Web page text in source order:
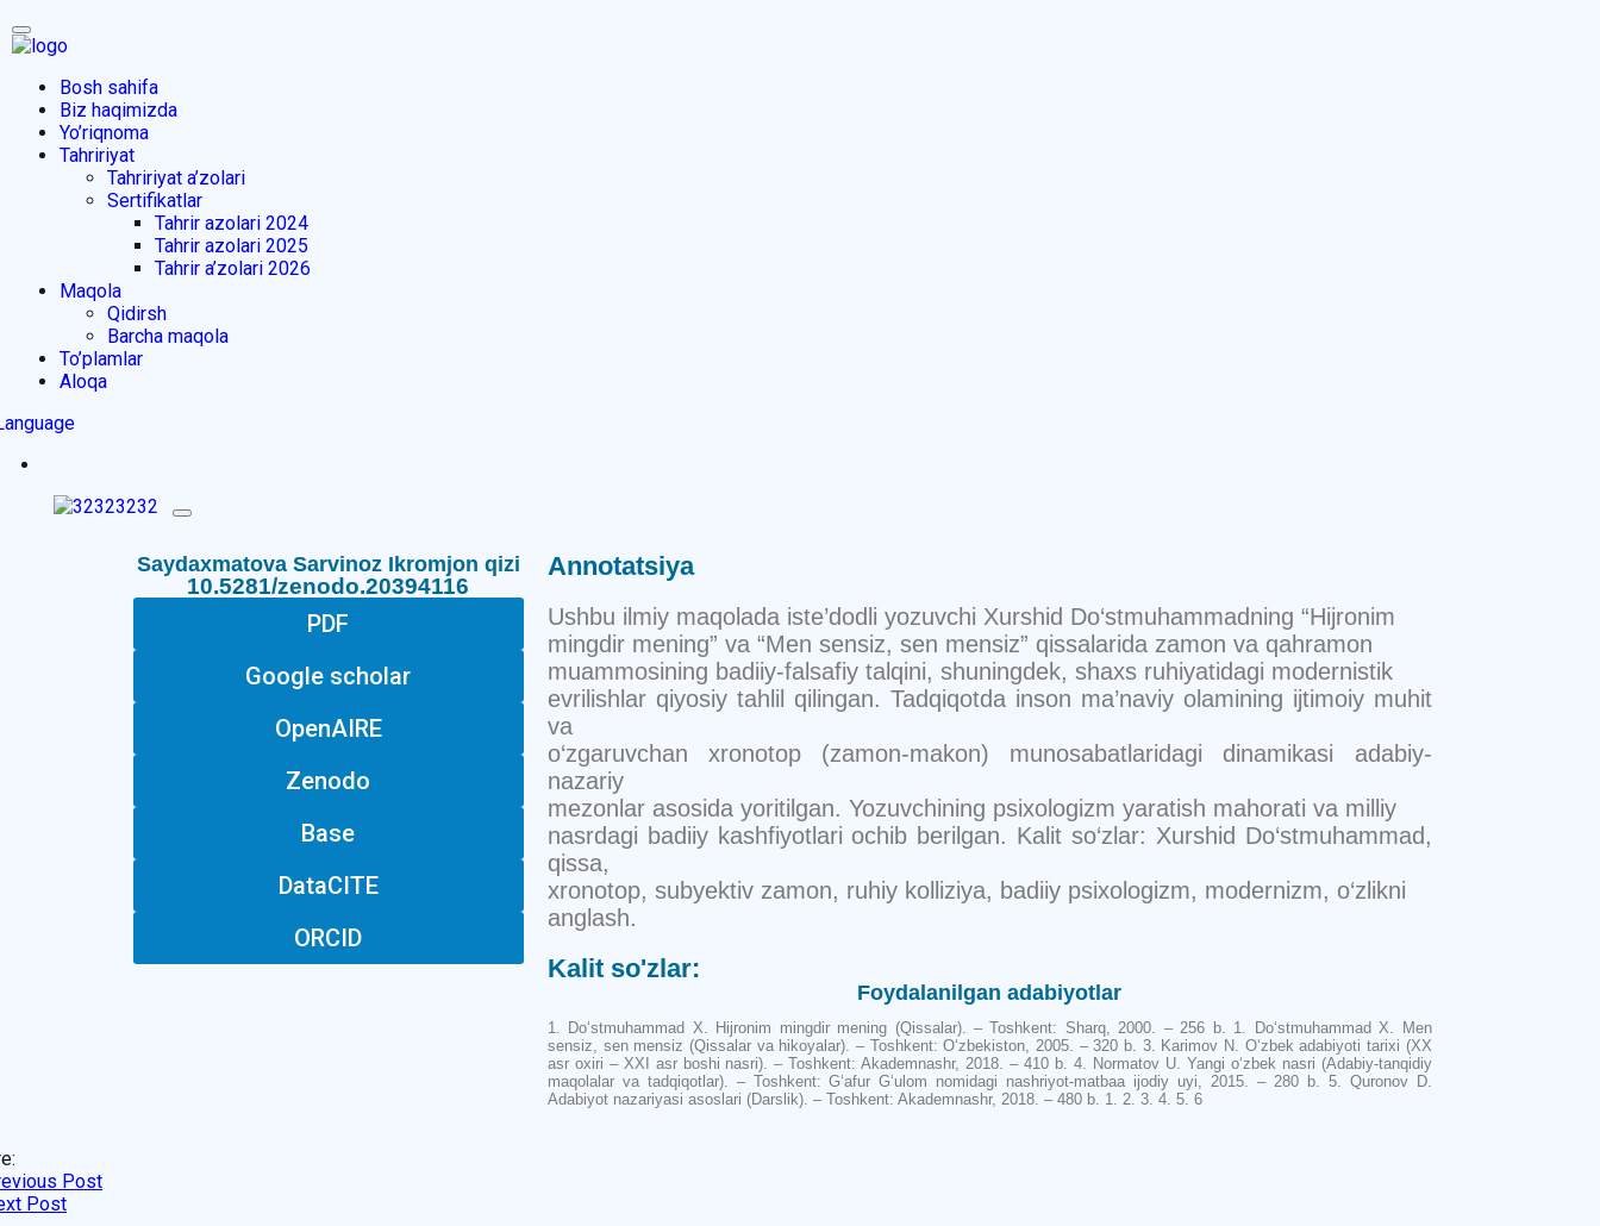
Bosh sahifa
Biz haqimizda
Yo’riqnoma
Tahririyat
Tahririyat a’zolari
Sertifikatlar
Tahrir azolari 2024
Tahrir azolari 2025
Tahrir a’zolari 2026
Maqola
Qidirsh
Barcha maqola
To’plamlar
Aloqa
Saydaxmatova Sarvinoz Ikromjon qizi
10.5281/zenodo.20394116
PDF
Google scholar
OpenAIRE
Zenodo
Base
DataCITE
ORCID
Annotatsiya
Ushbu ilmiy maqolada iste’dodli yozuvchi Xurshid Do‘stmuhammadning “Hijronim
mingdir mening” va “Men sensiz, sen mensiz” qissalarida zamon va qahramon
muammosining badiiy-falsafiy talqini, shuningdek, shaxs ruhiyatidagi modernistik
evrilishlar qiyosiy tahlil qilingan. Tadqiqotda inson ma’naviy olamining ijtimoiy muhit
va
o‘zgaruvchan xronotop (zamon-makon) munosabatlaridagi dinamikasi adabiy-
nazariy
mezonlar asosida yoritilgan. Yozuvchining psixologizm yaratish mahorati va milliy
nasrdagi badiiy kashfiyotlari ochib berilgan. Kalit so‘zlar: Xurshid Do‘stmuhammad,
qissa,
xronotop, subyektiv zamon, ruhiy kolliziya, badiiy psixologizm, modernizm, o‘zlikni
anglash.
Kalit so'zlar:
Foydalanilgan adabiyotlar
1. Do‘stmuhammad X. Hijronim mingdir mening (Qissalar). – Toshkent: Sharq, 2000. – 256 b. 1. Do‘stmuhammad X. Men
sensiz, sen mensiz (Qissalar va hikoyalar). – Toshkent: O‘zbekiston, 2005. – 320 b. 3. Karimov N. O‘zbek adabiyoti tarixi (XX
asr oxiri – XXI asr boshi nasri). – Toshkent: Akademnashr, 2018. – 410 b. 4. Normatov U. Yangi o‘zbek nasri (Adabiy-tanqidiy
maqolalar va tadqiqotlar). – Toshkent: G‘afur G‘ulom nomidagi nashriyot-matbaa ijodiy uyi, 2015. – 280 b. 5. Quronov D.
Adabiyot nazariyasi asoslari (Darslik). – Toshkent: Akademnashr, 2018. – 480 b. 1. 2. 3. 4. 5. 6
Post
Post